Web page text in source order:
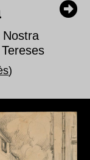
Nostra
)